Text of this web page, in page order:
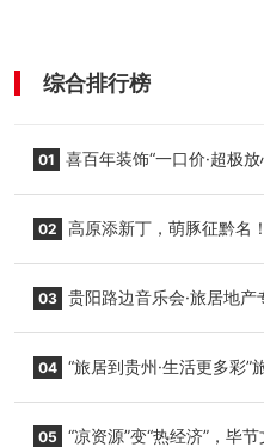
综合排行榜
01 喜百年装饰“一口价·超极
02 高原添新丁，萌豚征黔名
03 贵阳路边音乐会·旅居地
04 “旅居到贵州·生活更多彩
05 “凉资源”变“热经济”，毕